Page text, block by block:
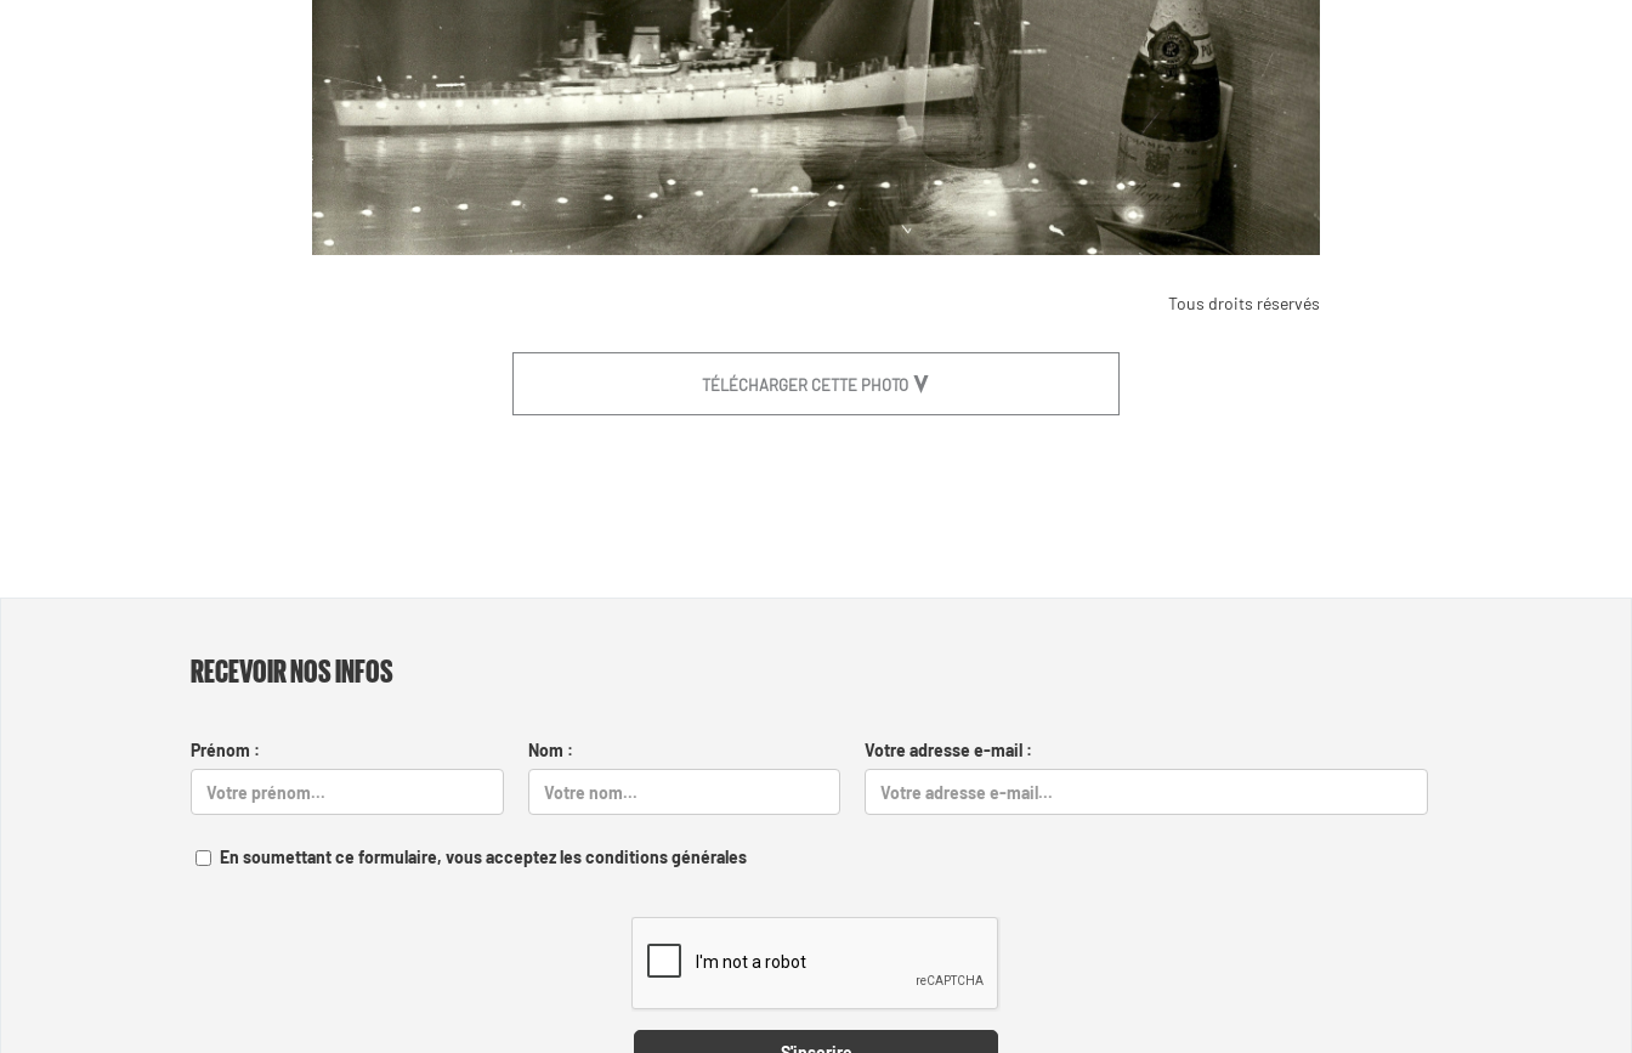
Tous droits réservés
TÉLÉCHARGER CETTE PHOTO
RECEVOIR NOS INFOS
Prénom : Nom : Votre adresse e-mail :
En soumettant ce formulaire, vous acceptez les conditions générales